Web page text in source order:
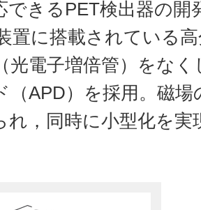
できるPET検出器の開
置に搭載されている
光電子増倍管）をな
（APD）を採用。磁
れ，同時に小型化を実